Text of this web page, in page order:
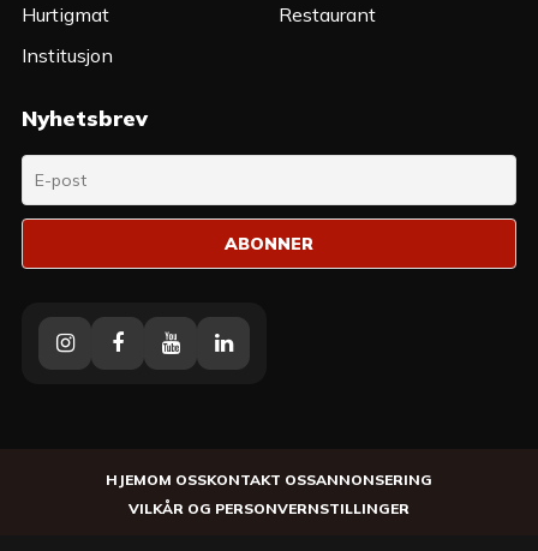
Hurtigmat
Institusjon
Restaurant
Nyhetsbrev
InstagramFacebookYoutubeLinkedin
HJEMOM OSSKONTAKT OSSANNONSERING
VILKÅR OG PERSONVERNSTILLINGER